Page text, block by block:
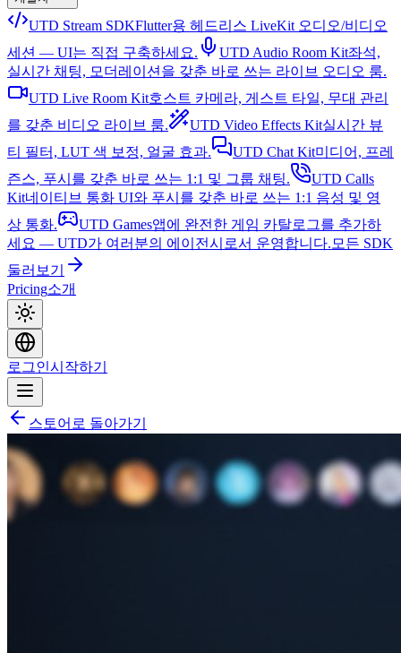
UTD Stream SDKFlutter용 헤드리스 LiveKit 오디오/비디오
세션 — UI는 직접 구축하세요.
UTD Audio Room Kit좌석,
실시간 채팅, 모더레이션을 갖춘 바로 쓰는 라이브 오디오 룸.
UTD Live Room Kit호스트 카메라, 게스트 타일, 무대 관리
를 갖춘 비디오 라이브 룸.
UTD Video Effects Kit실시간 뷰
티 필터, LUT 색 보정, 얼굴 효과.
UTD Chat Kit미디어, 프레
즌스, 푸시를 갖춘 바로 쓰는 1:1 및 그룹 채팅.
UTD Calls
Kit네이티브 통화 UI와 푸시를 갖춘 바로 쓰는 1:1 음성 및 영
상 통화.
UTD Games앱에 완전한 게임 카탈로그를 추가하
세요 — UTD가 여러분의 에이전시로서 운영합니다. 모든 SDK
둘러보기
Pricing소개
로그인시작하기
스토어로 돌아가기